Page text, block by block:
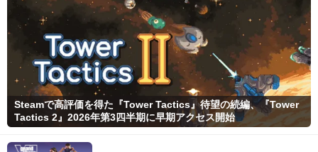
Steamで高評価を得た『Tower Tactics』待望の続編、『Tower
Tactics 2』2026年第3四半期に早期アクセス開始